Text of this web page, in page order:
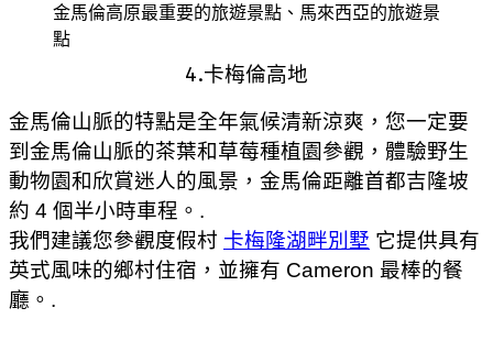
金馬倫高原最重要的旅遊景點、馬來西亞的旅遊景
點
4.卡梅倫高地
金馬倫山脈的特點是全年氣候清新涼爽，您一定要
到金馬倫山脈的茶葉和草莓種植園參觀，體驗野生
動物園和欣賞迷人的風景，金馬倫距離首都吉隆坡
約 4 個半小時車程。.
我們建議您參觀度假村 卡梅隆湖畔別墅 它提供具有
英式風味的鄉村住宿，並擁有 Cameron 最棒的餐
廳。.